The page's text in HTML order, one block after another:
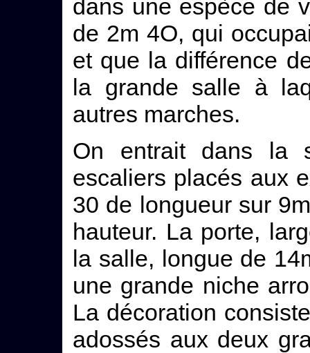
dans une espèce de
de 2m 4O, qui
et que la différence
la grande salle à
autres marches.
On entrait dans la
escaliers placés aux
30 de longueur sur
hauteur. La porte,
la salle, longue de
une grande niche
La décoration
adossés aux deux